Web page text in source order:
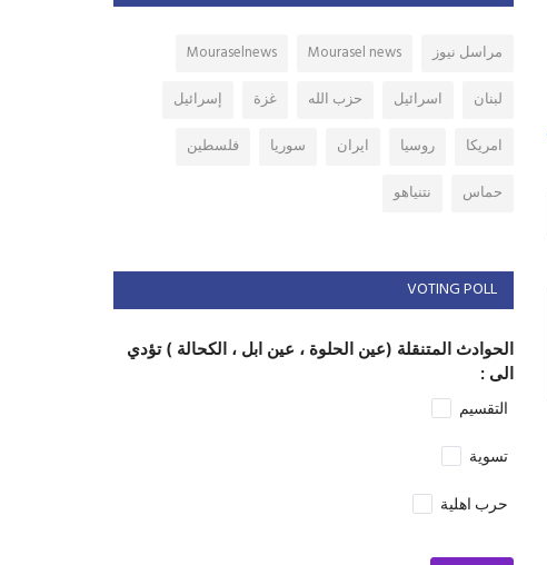
مراسل نيوز Mourasel news
Mouraselnews
لبنان
اسرائيل حزب الله غزة
إسرائيل
امريكا
روسيا ايران سوريا
فلسطين
حماس
نتنياهو
VOTING POLL
الحوادث المتنقلة (عين الحلوة ، عين ابل ، الكحالة ) تؤدي
الى :
التقسيم
تسوية
حرب اهلية